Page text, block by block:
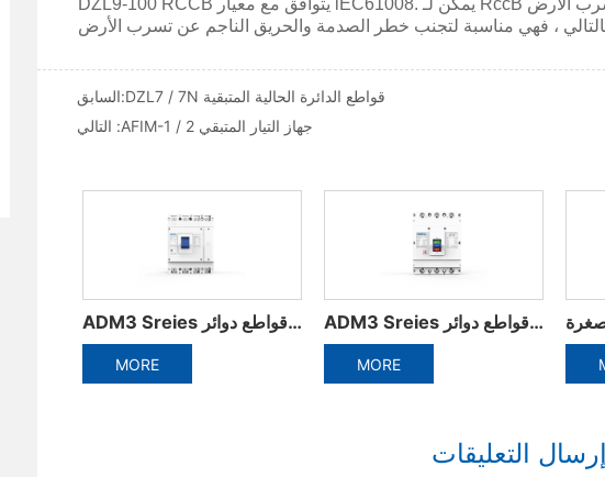
السابق:
DZL7 / 7N قواطع الدائرة الحالية المتبقية
التالي :
AFIM-1 / 2 جهاز التيار المتبقي
ADM3 Sreies مصبوب قواطع دوائر الملحقات الكهربائية من قواطع دوائر مصغرة
التعليقات